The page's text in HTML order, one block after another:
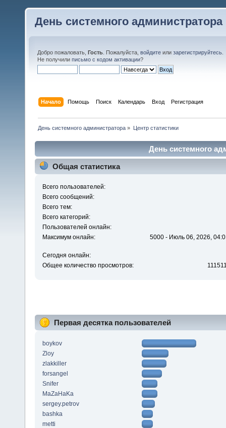
День системного администратора
Добро пожаловать, Гость . Пожалуйста, войдите или зарегистрируйтесь
Не получили письмо с кодом активации?
Начало Помощь Поиск Календарь Вход Регистрация
День системного администратора » Центр статистики
День системного
Общая статистика
Всего пользователей:
Всего сообщений:
Всего тем:
Всего категорий:
Пользователей онлайн:
Максимум онлайн:
5000 - Июль 06, 2026,
Сегодня онлайн:
Общее количество просмотров:
Первая десятка пользователей
boykov
Zloy
zlakkiller
forsangel
Snifer
MaZaHaKa
sergey.petrov
bashka
metti